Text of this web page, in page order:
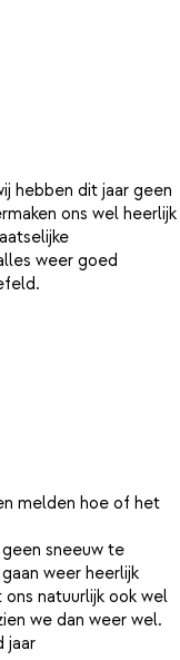
hebben dit jaar geen
ons wel heerlijk
weer goed
melden hoe of het
sneeuw te
weer heerlijk
natuurlijk ook wel
we dan weer wel.